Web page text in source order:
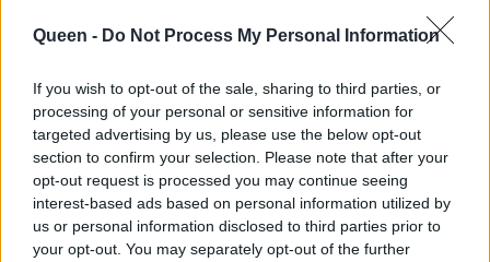
Queen - Do Not Process My Personal Information
If you wish to opt-out of the sale, sharing to third parties, or
processing of your personal or sensitive information for
targeted advertising by us, please use the below opt-out
section to confirm your selection. Please note that after your
opt-out request is processed you may continue seeing
interest-based ads based on personal information utilized by
us or personal information disclosed to third parties prior to
your opt-out. You may separately opt-out of the further